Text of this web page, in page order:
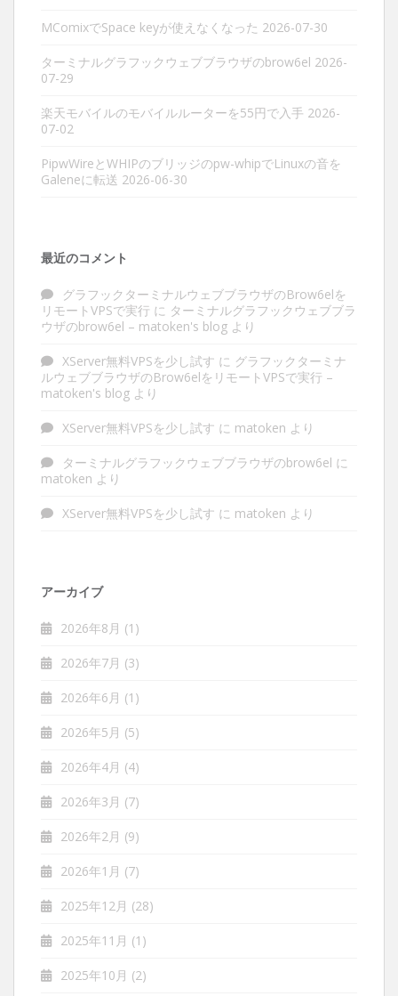
MComixでSpace keyが使えなくなった 2026-07-30
ターミナルグラフックウェブブラウザのbrow6el 2026-
07-29
楽天モバイルのモバイルルーターを55円で入手 2026-
07-02
PipwWireとWHIPのブリッジのpw-whipでLinuxの音を
Galeneに転送 2026-06-30
最近のコメント
グラフックターミナルウェブブラウザのBrow6elを
リモートVPSで実行 に ターミナルグラフックウェブブラ
ウザのbrow6el – matoken's blog より
XServer無料VPSを少し試す に グラフックターミナ
ルウェブブラウザのBrow6elをリモートVPSで実行 –
matoken's blog より
XServer無料VPSを少し試す に matoken より
ターミナルグラフックウェブブラウザのbrow6el に
matoken より
XServer無料VPSを少し試す に matoken より
アーカイブ
2026年8月 (1)
2026年7月 (3)
2026年6月 (1)
2026年5月 (5)
2026年4月 (4)
2026年3月 (7)
2026年2月 (9)
2026年1月 (7)
2025年12月 (28)
2025年11月 (1)
2025年10月 (2)